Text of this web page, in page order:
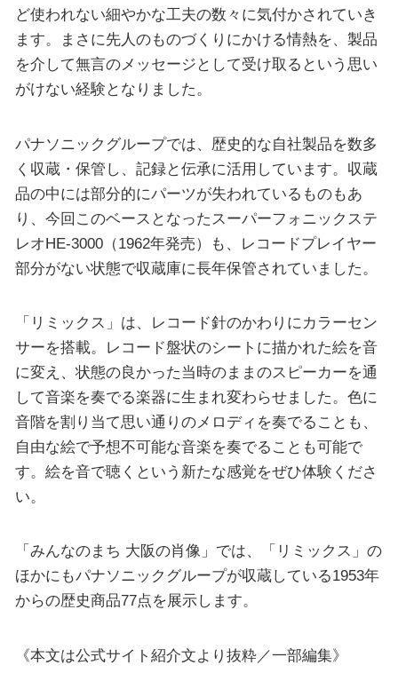
ど使われない細やかな工夫の数々に気付かされていき
ます。まさに先人のものづくりにかける情熱を、製品
を介して無言のメッセージとして受け取るという思い
がけない経験となりました。
パナソニックグループでは、歴史的な自社製品を数多
く収蔵・保管し、記録と伝承に活用しています。収蔵
品の中には部分的にパーツが失われているものもあ
り、今回このベースとなったスーパーフォニックステ
レオHE-3000（1962年発売）も、レコードプレイヤー
部分がない状態で収蔵庫に長年保管されていました。
「リミックス」は、レコード針のかわりにカラーセン
サーを搭載。レコード盤状のシートに描かれた絵を音
に変え、状態の良かった当時のままのスピーカーを通
して音楽を奏でる楽器に生まれ変わらせました。色に
音階を割り当て思い通りのメロディを奏でることも、
自由な絵で予想不可能な音楽を奏でることも可能で
す。絵を音で聴くという新たな感覚をぜひ体験くださ
い。
「みんなのまち 大阪の肖像」では、「リミックス」の
ほかにもパナソニックグループが収蔵している1953年
からの歴史商品77点を展示します。
《本文は公式サイト紹介文より抜粋／一部編集》